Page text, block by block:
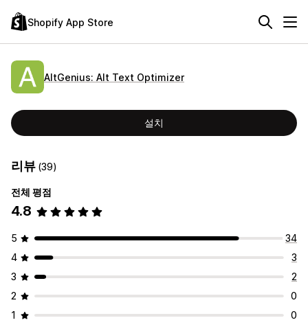
Shopify App Store
AltGenius: Alt Text Optimizer
설치
리뷰 (39)
전체 평점
4.8
5
34
4
3
3
2
2
0
1
0